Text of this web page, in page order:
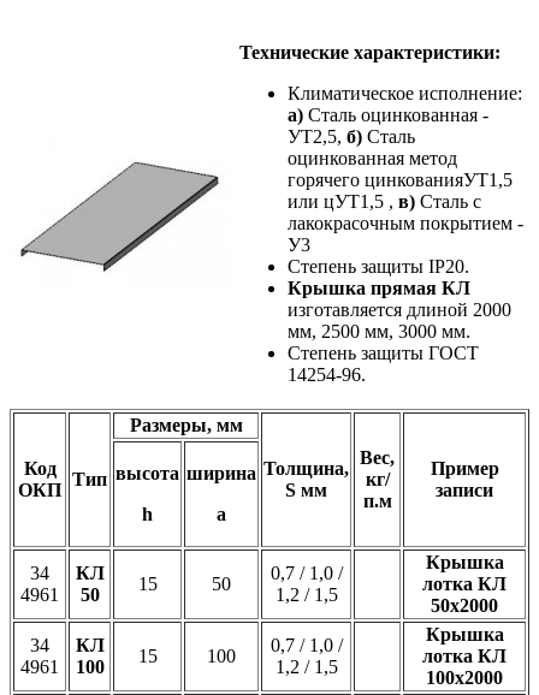
Технические характеристики:
Климатическое исполнение:
а) Сталь оцинкованная -
УТ2,5, б) Сталь
оцинкованная метод
горячего цинкованияУТ1,5
или цУТ1,5 , в) Сталь с
лакокрасочным покрытием -
У3
Степень защиты IP20.
Крышка прямая КЛ
изготавляется длиной 2000
мм, 2500 мм, 3000 мм.
Степень защиты ГОСТ
14254-96.
Код
ОКП
Тип
Размеры, мм
Толщина,
S мм
Вес,
кг/
п.м
Пример
записи
высота
h
ширина
a
34
4961
КЛ
50
15 50
0,7 / 1,0 /
1,2 / 1,5
Крышка
лотка КЛ
50х2000
34
4961
КЛ
100
15 100
0,7 / 1,0 /
1,2 / 1,5
Крышка
лотка КЛ
100х2000